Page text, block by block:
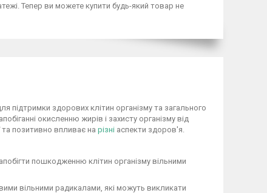
Тепер ви можете купити будь-який товар не
здорових клітин організму та загального
окисленню жирів і захисту організму від
та позитивно впливає на різні аспекти здоров'я.
пошкодженню клітин організму вільними
вільними радикалами, які можуть викликати